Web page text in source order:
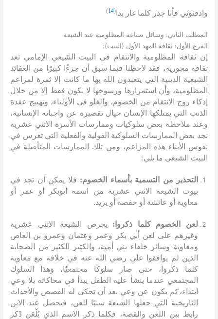
وادفنوني فأنا جذر كلما غار بدا(
14
)
المطلب الثاني: وسائل صناعة المظلومية عند الشيعة
الفرع الأول:ثقافة المهد الأول ( البيت):
إن ثقافة المظلومية والانتقام في البيت الشيعي الإمامي تعد
ثقافة محورية، فقد لاحظنا فيما سبق أن جزءًا كبيرًا من العقائد
الشيعية الدينية التي يتعبدون الله بها ما كانت إلا ثمرة لمزاعم
المظلومية، وأن استمرارها ورسوخها لا يكون فقط إلا من خلال
إذكاء روح الانتقام من الخصوم، والغلو في الأولياء، وتهييج عقدة
الذنب التي يمتلكها الإنسان حيال تقصيره عن واجباته الإنسانية،
وعند ملاحظة بعض سلوكيات وممارسات الأسرة الاثني عشرية
نجد بعض الممارسات السلوكية القولية والفعلية التي تغرس في
نفوس الأبناء هذه المزاعم، ومن تلك الممارسات المتأصلة في
البيت الشيعي ما يلي:
التحذير من التسمية بأسماء الخصوم: فلا يمكن أن تجد في
بيوت الشيعة الاثني عشرية من اسمه أبوبكر أو عمر أو
معاوية أو عائشة أو حفصة أو يزيد.
لعن الخصوم كلما ذكروا :
يحرص الشيعة الاثني عشرية
وغيرهم على لعن أبي بكر وعمر وعثمان وعمرو بن العاص
ومعاوية وسائر خلفاء بني أمية، والكثير الكثير من الصحابة
الذين لم يوافقوا علي رضي الله عنه في خلافه مع معاوية
كلما ذكروا، حتى صار سلوكًا مجتمعيًا، وهذا السلوك
المجتمعي عندما ينشأ عليه الطفل يبدأ في محاكاته بلا وعي
ابتداء، ثم يكون عن وعي بعد أن تحكى له القصص والأحداث
التاريخية التي جعلها الشيعة سببًا للعن، فيحصل عند الابن
رابط بين اللعن والقصة، فكلما ذكر الاسم الذي يُلْعَن ذَكَر